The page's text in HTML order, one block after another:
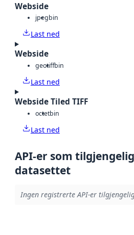
Webside
jpegbin
Last ned
Webside
geotiffbin
Last ned
Webside Tiled TIFF
octetbin
Last ned
API-er som
datasettet
Ingen registrerte API-er